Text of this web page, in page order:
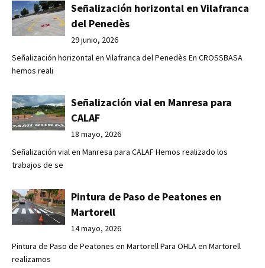
Señalización horizontal en Vilafranca
del Penedès
29 junio, 2026
Señalización horizontal en Vilafranca del Penedès En CROSSBASA
hemos reali
Señalización vial en Manresa para
CALAF
18 mayo, 2026
Señalización vial en Manresa para CALAF Hemos realizado los
trabajos de se
Pintura de Paso de Peatones en
Martorell
14 mayo, 2026
Pintura de Paso de Peatones en Martorell Para OHLA en Martorell
realizamos